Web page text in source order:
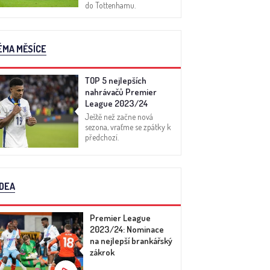
do Tottenhamu.
MĚSÍCE
TOP 5 nejlepších
nahrávačů Premier
League 2023/24
Ještě než začne nová
sezona, vraťme se zpátky k
předchozí.
Premier League
2023/24: Nominace
na nejlepší brankářský
zákrok